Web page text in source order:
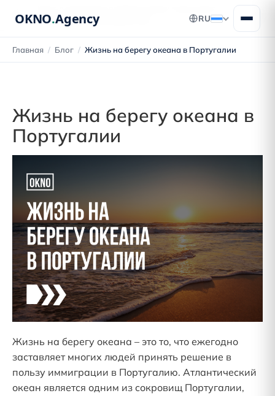
OKNO.Agency RU
Главная / Блог / Жизнь на берегу океана в Португалии
ВНЖ, ПМЖ и гражданства
Жизнь на берегу океана в
Португалии
Жизнь на берегу океана – это то, что ежегодно
заставляет многих людей принять решение в
пользу иммиграции в Португалию. Атлантический
океан является одним из сокровищ Португалии,